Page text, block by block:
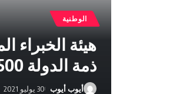
الوطنية
هيئة الخبراء
ذمة الدولة 1500 خبير
أيوب أيوب 30 يوليو 2021